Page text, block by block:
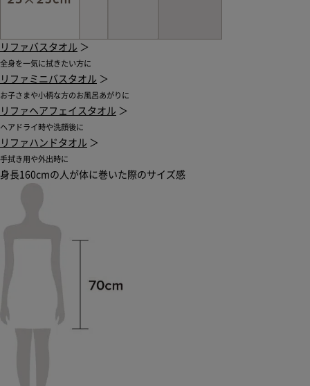
リファバスタオル ＞
全身を一気に拭きたい方に
リファミニバスタオル ＞
お子さまや小柄な方のお風呂あがりに
リファヘアフェイスタオル ＞
ヘアドライ時や洗顔後に
リファハンドタオル ＞
手拭き用や外出時に
身長160cmの人が体に巻いた際のサイズ感